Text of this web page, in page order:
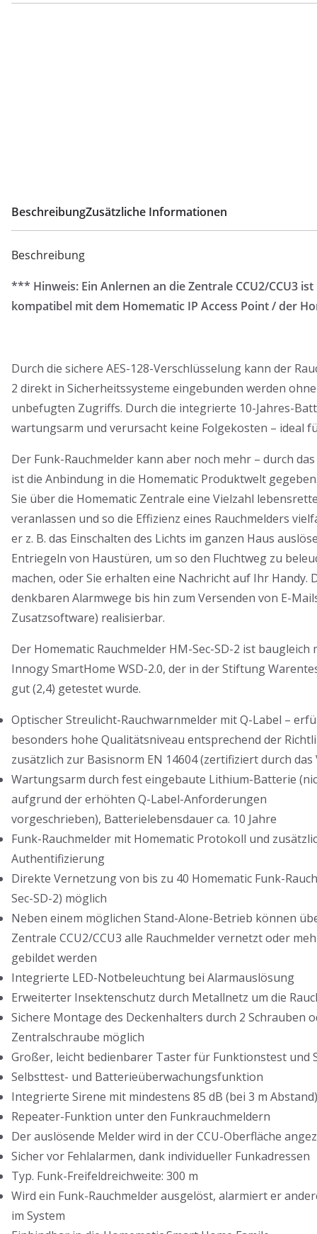
BeschreibungZusätzliche Informationen
Beschreibung
*** Hinweis: Ein Anlernen an die Zentrale CCU2/CCU3
kompatibel mit dem Homematic IP Access Point / der
Durch die sichere AES-128-Verschlüsselung kann der
2 direkt in Sicherheitssysteme eingebunden werden
unbefugten Zugriffs. Durch die integrierte 10-Jahres-
wartungsarm und verursacht keine Folgekosten – ideal
Der Funk-Rauchmelder kann aber noch mehr – durch
ist die Anbindung in die Homematic Produktwelt
Sie über die Homematic Zentrale eine Vielzahl
veranlassen und so die Effizienz eines Rauchmelders
er z. B. das Einschalten des Lichts im ganzen Haus
Entriegeln von Haustüren, um so den Fluchtweg zu
machen, oder Sie erhalten eine Nachricht auf Ihr Handy.
denkbaren Alarmwege bis hin zum Versenden von E-
Zusatzsoftware) reali­sierbar.
Der Homematic Rauchmelder HM-Sec-SD-2 ist baugleich
Innogy SmartHome WSD-2.0, der in der Stiftung
gut (2,4) getestet wurde.
Optischer Streulicht-Rauchwarnmelder mit Q-Label –
besonders hohe Qualitätsniveau entsprechend der
zusätzlich zur Basisnorm EN 14604 (zertifiziert durch das
Wartungsarm durch fest eingebaute Lithium-Batterie
aufgrund der erhöhten Q-Label-Anforderungen
vorgeschrieben), Batterielebensdauer ca. 10 Jahre
Funk-Rauchmelder mit Homematic Protokoll und
Authentifizierung
Direkte Vernetzung von bis zu 40 Homematic Funk-
Sec-SD-2) möglich
Neben einem möglichen Stand-Alone-Betrieb können
Zentrale CCU2/CCU3 alle Rauchmelder vernetzt oder
gebildet werden
Integrierte LED-Notbeleuchtung bei Alarmauslösung
Erweiterter Insektenschutz durch Metallnetz um die
Sichere Montage des Deckenhalters durch 2 Schrauben
Zentralschraube möglich
Großer, leicht bedienbarer Taster für Funktionstest und
Selbsttest- und Batterieüberwachungsfunktion
Integrierte Sirene mit mindestens 85 dB (bei 3 m Abstand)
Repeater-Funktion unter den Funkrauchmeldern
Der auslösende Melder wird in der CCU-Oberfläche
Sicher vor Fehlalarmen, dank individueller Funkadressen
Typ. Funk-Freifeldreichweite: 300 m
Wird ein Funk-Rauchmelder ausgelöst, alarmiert er
im System